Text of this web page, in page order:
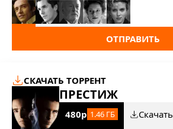
ОТПРАВИТЬ
СКАЧАТЬ ТОРРЕНТ
ПРЕСТИЖ
480p 1.46 ГБ Скачать